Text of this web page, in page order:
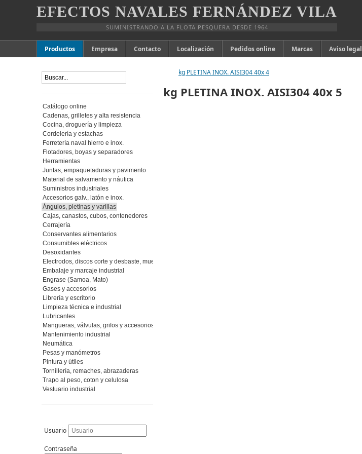
EFECTOS NAVALES FERNÁNDEZ VILA
SUMINISTRANDO A LA FLOTA PESQUERA DESDE 1964
Productos Empresa Contacto Localización Pedidos online Marcas Aviso legal
kg PLETINA INOX. AISI304 40x 4
kg PLETINA INOX. AISI304 40x 5
Catálogo online
Cadenas, grilletes y alta resistencia
Cocina, droguería y limpieza
Cordelería y estachas
Ferretería naval hierro e inox.
Flotadores, boyas y separadores
Herramientas
Juntas, empaquetaduras y pavimento
Material de salvamento y náutica
Suministros industriales
Accesorios galv., latón e inox.
Ángulos, pletinas y varillas
Cajas, canastos, cubos, contenedores
Cerrajería
Conservantes alimentarios
Consumibles eléctricos
Desoxidantes
Electrodos, discos corte y desbaste, muelas y piedras, abrasivos flexibles
Embalaje y marcaje industrial
Engrase (Samoa, Mato)
Gases y accesorios
Librería y escritorio
Limpieza técnica e industrial
Lubricantes
Mangueras, válvulas, grifos y accesorios
Mantenimiento industrial
Neumática
Pesas y manómetros
Pintura y útiles
Tornillería, remaches, abrazaderas
Trapo al peso, coton y celulosa
Vestuario industrial
Usuario
Contraseña